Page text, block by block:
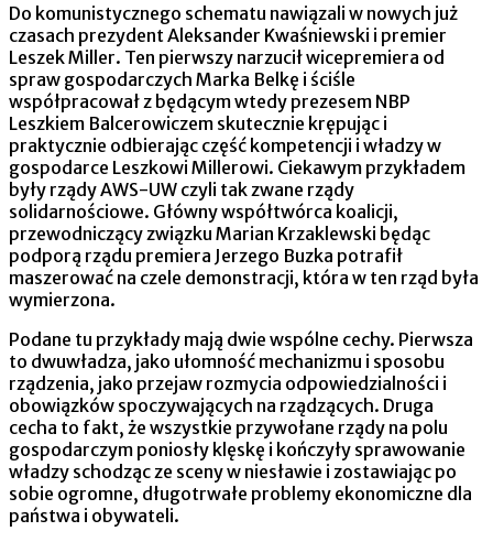
Do komunistycznego schematu nawiązali w nowych już
czasach prezydent Aleksander Kwaśniewski i premier
Leszek Miller. Ten pierwszy narzucił wicepremiera od
spraw gospodarczych Marka Belkę i ściśle
współpracował z będącym wtedy prezesem NBP
Leszkiem Balcerowiczem skutecznie krępując i
praktycznie odbierając część kompetencji i władzy w
gospodarce Leszkowi Millerowi. Ciekawym przykładem
były rządy AWS-UW czyli tak zwane rządy
solidarnościowe. Główny współtwórca koalicji,
przewodniczący związku Marian Krzaklewski będąc
podporą rządu premiera Jerzego Buzka potrafił
maszerować na czele demonstracji, która w ten rząd była
wymierzona.
Podane tu przykłady mają dwie wspólne cechy. Pierwsza
to dwuwładza, jako ułomność mechanizmu i sposobu
rządzenia, jako przejaw rozmycia odpowiedzialności i
obowiązków spoczywających na rządzących. Druga
cecha to fakt, że wszystkie przywołane rządy na polu
gospodarczym poniosły klęskę i kończyły sprawowanie
władzy schodząc ze sceny w niesławie i zostawiając po
sobie ogromne, długotrwałe problemy ekonomiczne dla
państwa i obywateli.